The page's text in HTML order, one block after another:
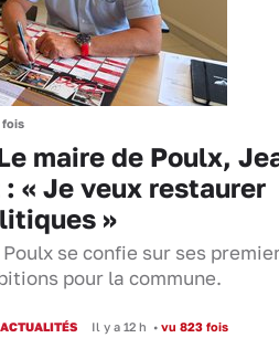
fois
maire de Poulx,
« Je veux restaurer
»
se confie sur ses
pour la commune.
ACTUALITÉS Il y a 12 h •vu 823 fois